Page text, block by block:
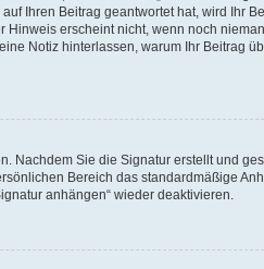
Ihren Beitrag geantwortet hat, wird Ihr
erscheint nicht, wenn noch
Notiz hinterlassen, warum Ihr Beitrag
Nachdem Sie die Signatur erstellt und
Bereich das standardmäßige
anhängen“ wieder deaktivieren.